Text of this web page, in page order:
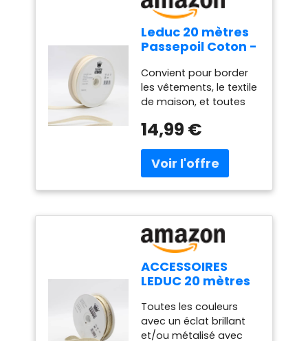
Leduc 20 mètres
Passepoil Coton -
couture 10mm
(8+2) Qualité
Italienne Ecru
5571
Convient pour border
les vêtements, le textile
de maison, et toutes
besoin d'une finition
mètres de passepoil de
10mm ( 2mm avec une
mèche de 8mm ) 30
Ecru 5571 Coton de
qualité européenne -
Made in Italy
14,99 €
ACCESSOIRES
LEDUC 20 mètres
13Couleurs Or
Argent
Toutes les couleurs
avec un éclat brillant
et/ou métalisé avec